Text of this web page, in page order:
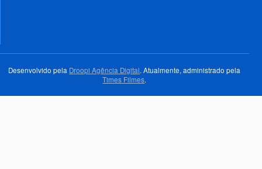
Desenvolvido pela Droopi Agência Digital. Atualmente, administrado pela
Times Filmes.